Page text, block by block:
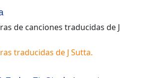
de canciones traducidas de J
traducidas de J Sutta.